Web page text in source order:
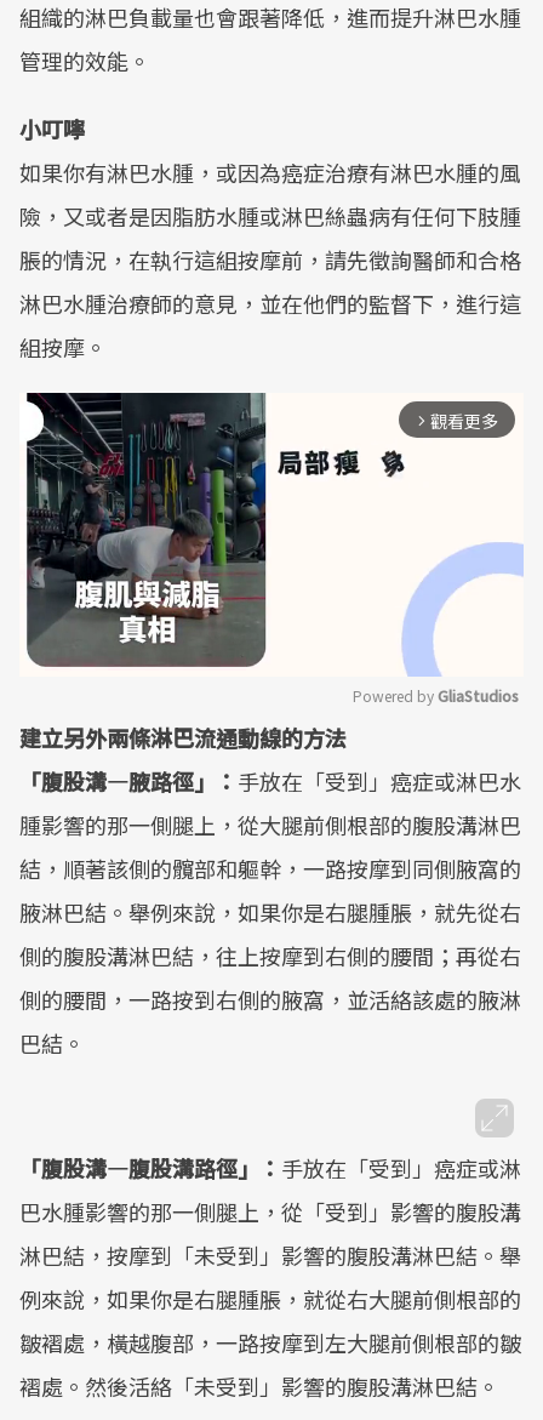
組織的淋巴負載量也會跟著降低，進而提升淋巴水腫
管理的效能。
小叮嚀
如果你有淋巴水腫，或因為癌症治療有淋巴水腫的風
險，又或者是因脂肪水腫或淋巴絲蟲病有任何下肢腫
脹的情況，在執行這組按摩前，請先徵詢醫師和合格
淋巴水腫治療師的意見，並在他們的監督下，進行這
組按摩。
arrow_forward_ios 觀看更多
Powered by GliaStudios
建立另外兩條淋巴流通動線的方法
「腹股溝—腋路徑」： 手放在「受到」癌症或淋巴水
腫影響的那一側腿上，從大腿前側根部的腹股溝淋巴
結，順著該側的髖部和軀幹，一路按摩到同側腋窩的
腋淋巴結。舉例來說，如果你是右腿腫脹，就先從右
側的腹股溝淋巴結，往上按摩到右側的腰間；再從右
側的腰間，一路按到右側的腋窩，並活絡該處的腋淋
巴結。
「腹股溝—腹股溝路徑」： 手放在「受到」癌症或淋
巴水腫影響的那一側腿上，從「受到」影響的腹股溝
淋巴結，按摩到「未受到」影響的腹股溝淋巴結。舉
例來說，如果你是右腿腫脹，就從右大腿前側根部的
皺褶處，橫越腹部，一路按摩到左大腿前側根部的皺
褶處。然後活絡「未受到」影響的腹股溝淋巴結。